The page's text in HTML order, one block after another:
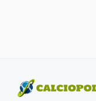
contenuto